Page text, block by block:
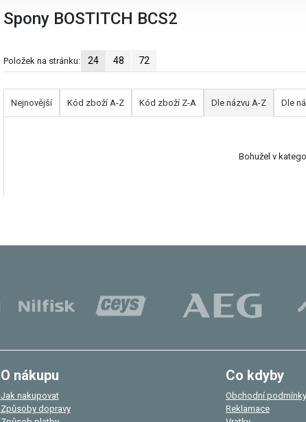
Spony BOSTITCH BCS2
Položek na stránku: 24 48 72
Nejnovější Kód zboží A-Z Kód zboží Z-A Dle názvu A-Z Dle
Bohužel v
O nákupu
Jak nakupovat
Způsoby dopravy
Co kdyby
Obchodní podmínky
Reklamace